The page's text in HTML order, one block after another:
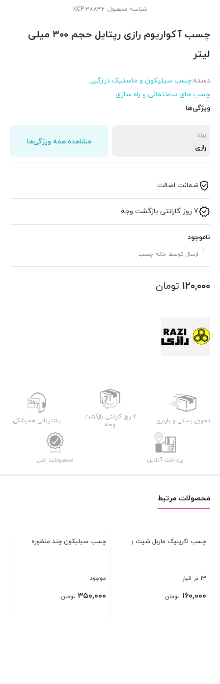
شناسه محصول: KCP-38832
چسب آکواریوم رازی رپتایل حجم ۳۰۰ میلی
لیتر
دسته:چسب سیلیکون و ماستیک درزگیر,
چسب های ساختمانی و راه سازی
ویژگی‌ها
برند
رازی
مشاهده همه ویژگی‌ها
ضمانت اصالت
7 روز گارانتی بازگشت وجه
ناموجود
ارسال توسط خانه چسب
۱۲۰,۰۰۰ تومان
تحویل پستی و باربری
7 روز گارانتی بازگشت
وجه
پشتیبانی همیشگی
پرداخت آنلاین محصولات اصل
محصولات مرتبط